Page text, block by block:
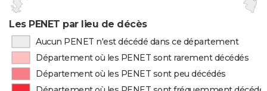
Les PENET par lieu de décès
Aucun PENET n'est décédé dans ce département
Département où les PENET sont rarement décédés
Département où les PENET sont peu décédés